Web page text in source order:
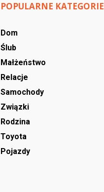
POPULARNE KATEGORIE
Dom
Ślub
Małżeństwo
Relacje
Samochody
Związki
Rodzina
Toyota
Pojazdy